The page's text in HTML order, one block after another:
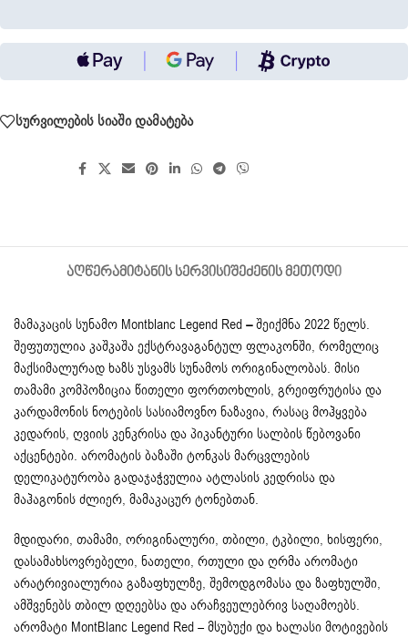
სურვილების სიაში დამატება
ᲐᲦᲬᲔᲠᲐᲛᲘᲢᲐᲜᲘᲡ ᲡᲔᲠᲕᲘᲡᲘᲨᲔᲫᲔᲜᲘᲡ ᲛᲔᲗᲝᲓᲘ
მამაკაცის სუნამო Montblanc Legend Red –შეიქმნა 2022 წელს.
შეფუთულია კაშკაშა ექსტრავაგანტულ ფლაკონში, რომელიც
მაქსიმალურად ხაზს უსვამს სუნამოს ორიგინალობას. მისი
თამამი კომპოზიცია წითელი ფორთოხლის, გრეიფრუტისა და
კარდამონის ნოტების სასიამოვნო ნაზავია, რასაც მოჰყვება
კედარის, ღვიის კენკრისა და პიკანტური სალბის წებოვანი
აქცენტები. არომატის ბაზაში ტონკას მარცვლების
დელიკატურობა გადაჯაჭვულია ატლასის კედრისა და
მაჰაგონის ძლიერ, მამაკაცურ ტონებთან.
მდიდარი, თამამი, ორიგინალური, თბილი, ტკბილი, ხისფერი,
დასამახსოვრებელი, ნათელი, რთული და ღრმა არომატი
არატრივიალურია გაზაფხულზე, შემოდგომასა და ზაფხულში,
ამშვენებს თბილ დღეებსა და არაჩვეულებრივ საღამოებს.
არომატი MontBlanc Legend Red – მსუბუქი და ხალასი მოტივების